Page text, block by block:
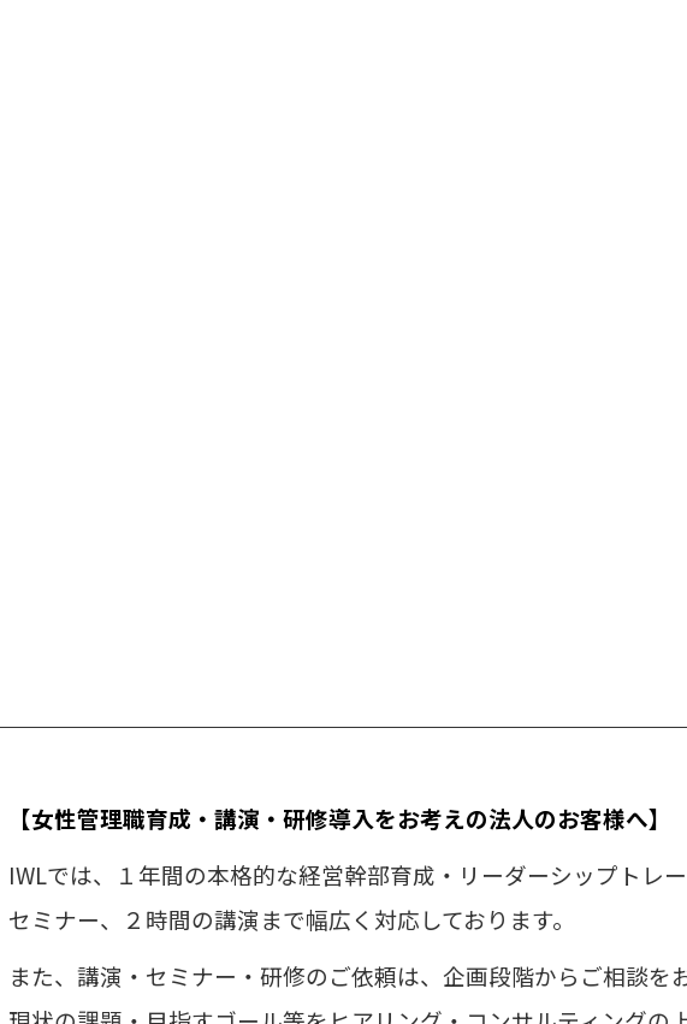
【女性管理職育成・講演・研修導入をお考えの法人のお客様へ】
IWLでは、１年間の本格的な経営幹部育成・リーダーシップトレ
セミナー、２時間の講演まで幅広く対応しております。
また、講演・セミナー・研修のご依頼は、企画段階からご相談を